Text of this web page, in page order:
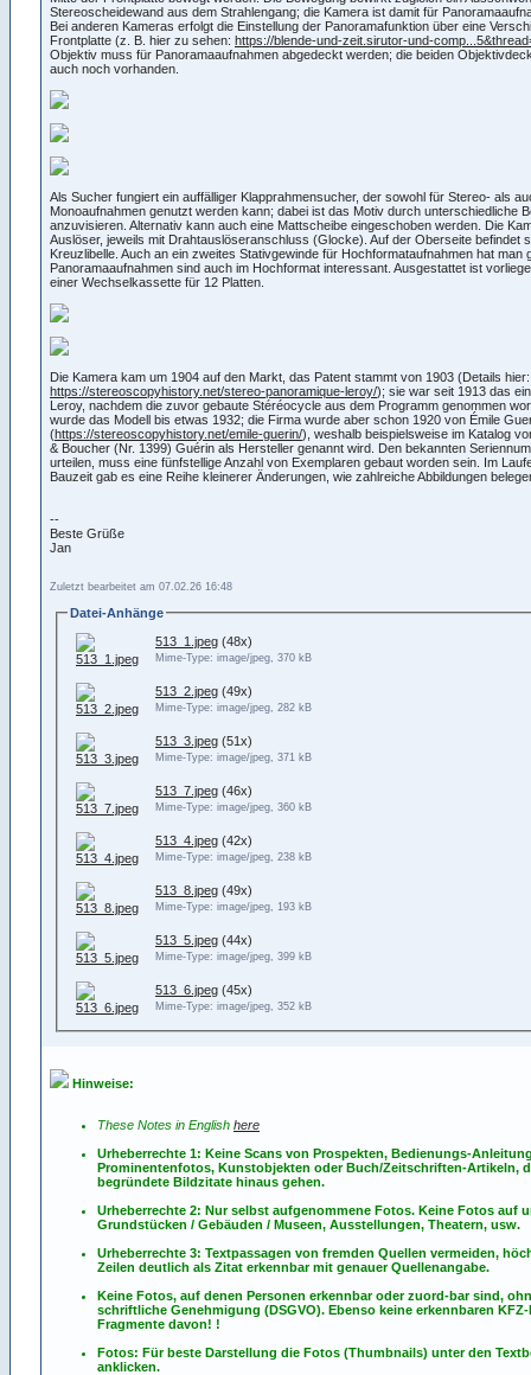
Stereoscheidewand aus dem Strahlengang; die Kamera ist damit für
Bei anderen Kameras erfolgt die Einstellung der Panoramafunktion über eine
Frontplatte (z. B. hier zu sehen: https://blende-und-zeit.sirutor-und-
Objektiv muss für Panoramaaufnahmen abgedeckt werden; die beiden
auch noch vorhanden.
Als Sucher fungiert ein auffälliger Klapprahmensucher, der sowohl für Stereo- als
Monoaufnahmen genutzt werden kann; dabei ist das Motiv durch unterschiedliche
anzuvisieren. Alternativ kann auch eine Mattscheibe eingeschoben werden. Die
Auslöser, jeweils mit Drahtauslöseranschluss (Glocke). Auf der Oberseite befindet
Kreuzlibelle. Auch an ein zweites Stativgewinde für Hochformataufnahmen hat man
Panoramaaufnahmen sind auch im Hochformat interessant. Ausgestattet ist
einer Wechselkassette für 12 Platten.
Die Kamera kam um 1904 auf den Markt, das Patent stammt von 1903 (Details hier:
https://stereoscopyhistory.net/stereo-panoramique-leroy/); sie war seit 1913 das
Leroy, nachdem die zuvor gebaute Stéréocycle aus dem Programm genommen
wurde das Modell bis etwas 1932; die Firma wurde aber schon 1920 von Émile
(https://stereoscopyhistory.net/emile-guerin/), weshalb beispielsweise im Katalog
& Boucher (Nr. 1399) Guérin als Hersteller genannt wird. Den bekannten
urteilen, muss eine fünfstellige Anzahl von Exemplaren gebaut worden sein. Im
Bauzeit gab es eine Reihe kleinerer Änderungen, wie zahlreiche Abbildungen
--
Beste Grüße
Jan
Zuletzt bearbeitet am 07.02.26 16:48
Datei-Anhänge
513_1.jpeg (48x)
Mime-Type: image/jpeg, 370 kB
513_2.jpeg (49x)
Mime-Type: image/jpeg, 282 kB
513_3.jpeg (51x)
Mime-Type: image/jpeg, 371 kB
513_7.jpeg (46x)
Mime-Type: image/jpeg, 360 kB
513_4.jpeg (42x)
Mime-Type: image/jpeg, 238 kB
513_8.jpeg (49x)
Mime-Type: image/jpeg, 193 kB
513_5.jpeg (44x)
Mime-Type: image/jpeg, 399 kB
513_6.jpeg (45x)
Mime-Type: image/jpeg, 352 kB
Hinweise:
These Notes in English here
Urheberrechte 1: Keine Scans von Prospekten, Bedienungs-
Prominentenfotos, Kunstobjekten oder Buch/Zeitschriften-Artikeln,
begründete Bildzitate hinaus gehen.
Urheberrechte 2: Nur selbst aufgenommene Fotos. Keine Fotos auf
Grundstücken / Gebäuden / Museen, Ausstellungen, Theatern, usw.
Urheberrechte 3: Textpassagen von fremden Quellen vermeiden,
Zeilen deutlich als Zitat erkennbar mit genauer Quellenangabe.
Keine Fotos, auf denen Personen erkennbar oder zuord-bar sind,
schriftliche Genehmigung (DSGVO). Ebenso keine erkennbaren
Fragmente davon! !
Fotos: Für beste Darstellung die Fotos (Thumbnails) unter den
anklicken.